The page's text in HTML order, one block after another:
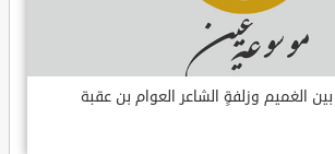
الغميم وزلفةٍ الشاعر العوام بن عقبة